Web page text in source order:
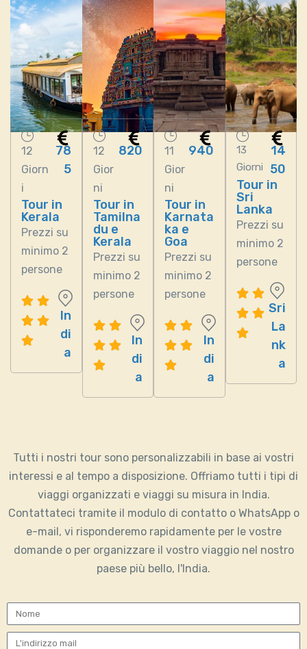
12
Giorn
i
78
5
Tour in
Kerala
Prezzi su
minimo 2
persone
In
di
a
12
Gior
ni
820
Tour in
Tamilna
du e
Kerala
Prezzi su
minimo 2
persone
In
di
a
11
Gior
ni
940
Tour in
Karnata
ka e
Goa
Prezzi su
minimo 2
persone
In
di
a
13
Giorni
14
50
Tour in
Sri
Lanka
Prezzi su
minimo 2
persone
Sri
La
nk
a
Tutti i nostri tour sono personalizzabili in base ai vostri
interessi e al tempo a disposizione. Offriamo tutti i tipi di
viaggi organizzati e viaggi su misura in India.
Contattateci tramite il modulo di contatto o WhatsApp o
e-mail, vi risponderemo rapidamente per le vostre
domande o per organizzare il vostro viaggio nel nostro
paese più bello, l'India.